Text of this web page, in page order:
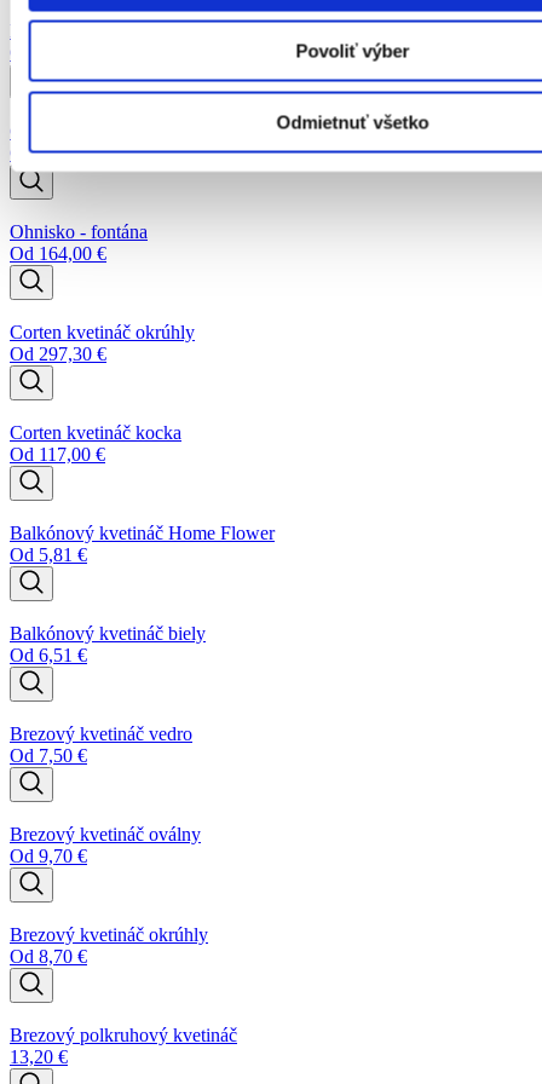
Povoliť výber
Odmietnuť všetko
Kôš z prírodného vlákna
Od
Corten kvetináč vysoký
Od348,50€
Ohnisko - fontána
Od 164,00 €
Corten kvetináč okrúhly
Od 297,30 €
Corten kvetináč kocka
Od 117,00 €
Balkónový kvetináč Home Flower
Od 5,81 €
Balkónový kvetináč biely
Od 6,51 €
Brezový kvetináč vedro
Od 7,50 €
Brezový kvetináč oválny
Od 9,70 €
Brezový kvetináč okrúhly
Od 8,70 €
Brezový polkruhový kvetináč
13,20 €